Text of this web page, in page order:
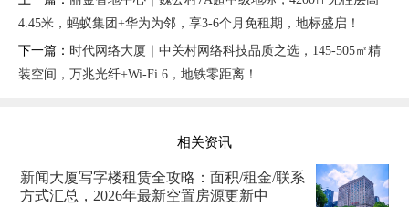
4.45米，蚂蚁集团+华为为邻，享3-6个月免租期，地标盛启！
下一篇： 时代网络大厦｜中关村网络科技品质之选，145-505㎡精
装空间，万兆光纤+Wi-Fi 6，地铁零距离！
相关资讯
新闻大厦写字楼租赁全攻略：面积/租金/联系
方式汇总，2026年最新空置房源更新中